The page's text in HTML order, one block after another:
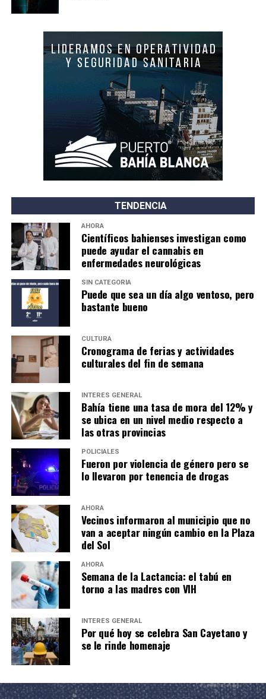
TENDENCIA
AHORA
Científicos bahienses investigan como
puede ayudar el cannabis en
enfermedades neurológicas
SIN CATEGORÍA
Puede que sea un día algo ventoso, pero
bastante bueno
CULTURA
Cronograma de ferias y actividades
culturales del fin de semana
INTERÉS GENERAL
Bahía tiene una tasa de mora del 12% y
se ubica en un nivel medio respecto a
las otras provincias
POLICIALES
Fueron por violencia de género pero se
lo llevaron por tenencia de drogas
AHORA
Vecinos informaron al municipio que no
van a aceptar ningún cambio en la Plaza
del Sol
AHORA
Semana de la Lactancia: el tabú en
torno a las madres con VIH
INTERÉS GENERAL
Por qué hoy se celebra San Cayetano y
se le rinde homenaje